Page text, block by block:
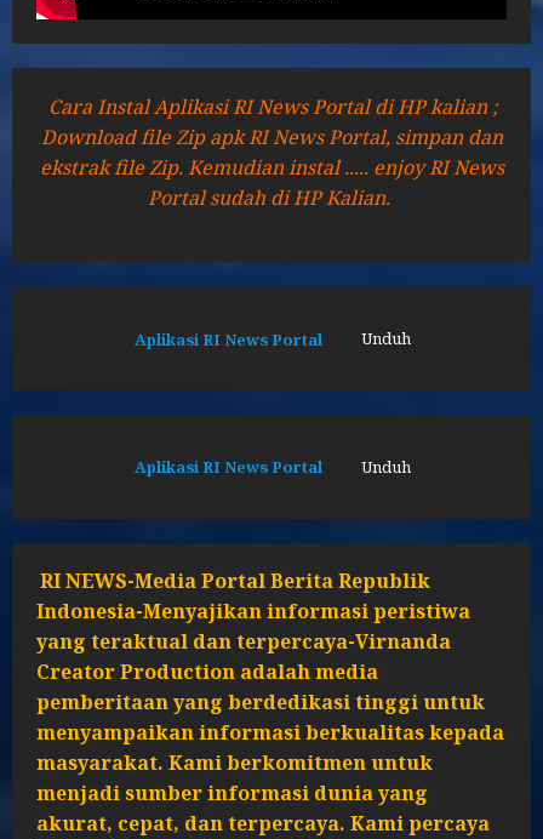
Cara Instal Aplikasi RI News Portal di HP kalian ;
Download file Zip apk RI News Portal, simpan dan
ekstrak file Zip. Kemudian instal ..... enjoy RI News
Portal sudah di HP Kalian.
Aplikasi RI News Portal Unduh
Aplikasi RI News Portal Unduh
RI NEWS-Media Portal Berita Republik
Indonesia-Menyajikan informasi peristiwa
yang teraktual dan terpercaya-Virnanda
Creator Production adalah media
pemberitaan yang berdedikasi tinggi untuk
menyampaikan informasi berkualitas kepada
masyarakat. Kami berkomitmen untuk
menjadi sumber informasi dunia yang
akurat, cepat, dan terpercaya. Kami percaya